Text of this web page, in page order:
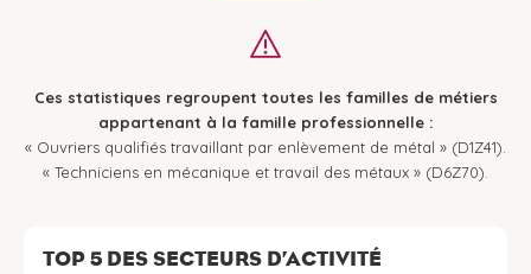
Ces statistiques regroupent toutes les familles de métiers
appartenant à la famille professionnelle :
« Ouvriers qualifiés travaillant par enlèvement de métal » (D1Z41).
« Techniciens en mécanique et travail des métaux » (D6Z70).
TOP 5 DES SECTEURS D’ACTIVITÉ